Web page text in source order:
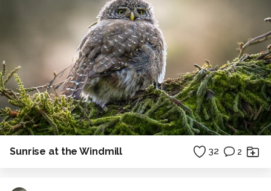
Sunrise at the Windmill 32 2